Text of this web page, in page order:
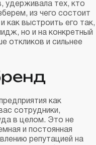
удерживала тех, кто
из чего состоит
как выстроить его так,
но и на конкретный
откликов и сильнее
как
сотрудники,
в целом. Это не
и постоянная
репутацией на